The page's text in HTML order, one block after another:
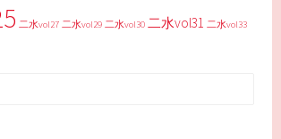
二水vol27 二水vol29 二水vol30 二水vol31 二水vol33